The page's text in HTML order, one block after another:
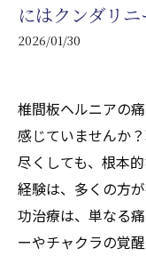
にはクンダリ
2026/01/30
椎間板ヘルニアの
感じていませんか
尽くしても、根本
経験は、多くの方
功治療は、単なる
ーやチャクラの覚